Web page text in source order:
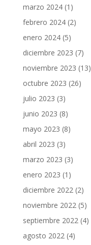
marzo 2024(1)
febrero 2024(2)
enero 2024(5)
diciembre 2023 (7)
noviembre 2023 (13)
octubre 2023 (26)
julio 2023 (3)
junio 2023 (8)
mayo 2023 (8)
abril 2023 (3)
marzo 2023 (3)
enero 2023 (1)
diciembre 2022(2)
noviembre 2022(5)
septiembre 2022(4)
agosto 2022(4)